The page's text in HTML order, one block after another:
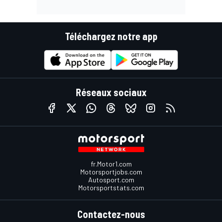
Téléchargez notre app
Réseaux sociaux
fr.Motor1.com
Motorsportjobs.com
Autosport.com
Motorsportstats.com
Contactez-nous